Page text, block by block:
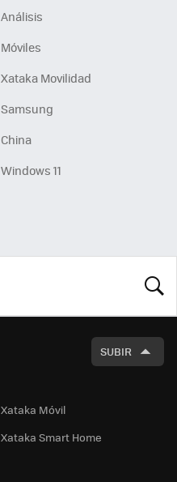
Análisis
Móviles
Xataka Movilidad
Samsung
China
Windows 11
SUBIR
Xataka Móvil
Xataka Smart Home